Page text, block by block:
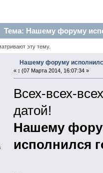
Тема: Нашему форуму
эту тему.
Нашему форуму
« : (07 Марта 2014, 16:07:34 »
Всех-всех-
датой!
Нашему
исполнился